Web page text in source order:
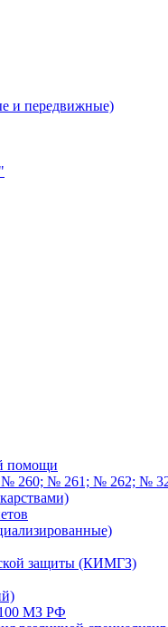
и передвижные)
помощи
№ 260; № 261; № 262; №
защиты (КИМГЗ)
МЗ РФ